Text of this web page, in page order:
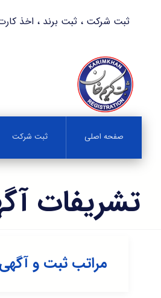
ثبت شرکت ، ثبت برند ، اخذ کارت
صفحه اصلی ثبت شرکت
تشریفات
مراتب ثبت و